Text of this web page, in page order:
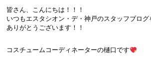
皆さん、こんにちは！！！
いつもエスタシオン・デ・神戸のスタッフブロ
ありがとうございます！！
コスチュームコーディネーターの樋口です